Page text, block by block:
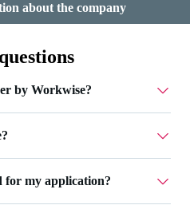
about the company
by Workwise?
- a job platform that
career. We take care of
and accompany you
Via Campusjäger by
job has already been filled
for my application?